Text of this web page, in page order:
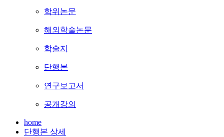
학위논문
해외학술논문
학술지
단행본
연구보고서
공개강의
home
단행본 상세